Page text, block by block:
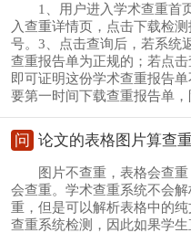
1、用户进入学术查重首
入查重详情页，点击下载检
号。3、点击查询后，若系统
查重报告单为正规的；若点
即可证明这份学术查重报告
要第一时间下载查重报告单，
问 论文的表格图片算查
图片不查重，表格会查
会查重。学术查重系统不会
重，但是可以解析表格中的
查重系统检测，因此如果学